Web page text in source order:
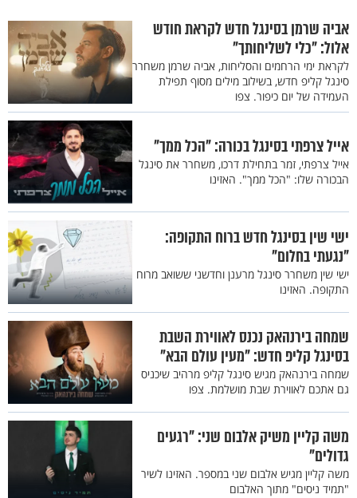
אביה שרמן בסינגל חדש לקראת חודש
אלול: "כלי לשליחותך"
לקראת ימי הרחמים והסליחות, אביה שרמן משחרר
סינגל קליפ חדש, בשילוב מילים מסוף תפילת
העמידה של יום כיפור. צפו
אייל צרפתי בסינגל בכורה: "הכל ממך"
אייל צרפתי, זמר בתחילת דרכו, משחרר את סינגל
הבכורה שלו: "הכל ממך". האזינו
ישי שין בסינגל חדש ברוח התקופה:
"נגעתי בחלום"
ישי שין משחרר סינגל מרענן וחדשני ששואב מרוח
התקופה. האזינו
שמחה בירנהאק נכנס לאווירת השבת
בסינגל קליפ חדש: "מעין עולם הבא"
שמחה בירנהאק מגיש סינגל קליפ מרהיב שיכניס
גם אתכם לאווירת שבת מושלמת. צפו
משה קליין משיק אלבום שני: "רגעים
גדולים"
משה קליין מגיש אלבום שני במספר. האזינו לשיר
"תמיד ניסים" מתוך האלבום